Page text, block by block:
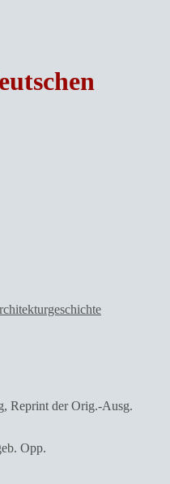
Reprint der Orig.-Ausg.
Opp.